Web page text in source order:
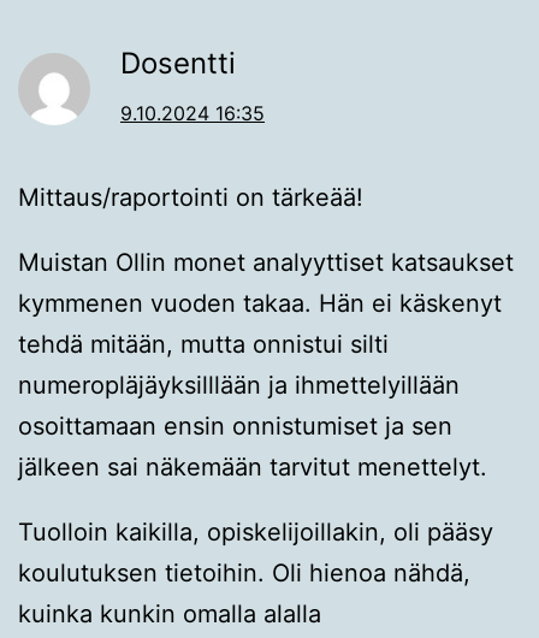
Dosentti
9.10.2024 16:35
Mittaus/raportointi on tärkeää!
Muistan Ollin monet analyyttiset katsaukset
kymmenen vuoden takaa. Hän ei käskenyt
tehdä mitään, mutta onnistui silti
numeropläjäyksilllään ja ihmettelyillään
osoittamaan ensin onnistumiset ja sen
jälkeen sai näkemään tarvitut menettelyt.
Tuolloin kaikilla, opiskelijoillakin, oli pääsy
koulutuksen tietoihin. Oli hienoa nähdä,
kuinka kunkin omalla alalla